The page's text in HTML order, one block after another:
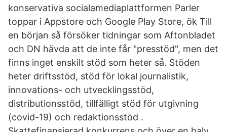
konservativa socialamediaplattformen Parler
toppar i Appstore och Google Play Store, ök Till
en början så försöker tidningar som Aftonbladet
och DN hävda att de inte får "presstöd", men det
finns inget enskilt stöd som heter så. Stöden
heter driftsstöd, stöd för lokal journalistik,
innovations- och utvecklingsstöd,
distributionsstöd, tillfälligt stöd för utgivning
(covid-19) och redaktionsstöd .